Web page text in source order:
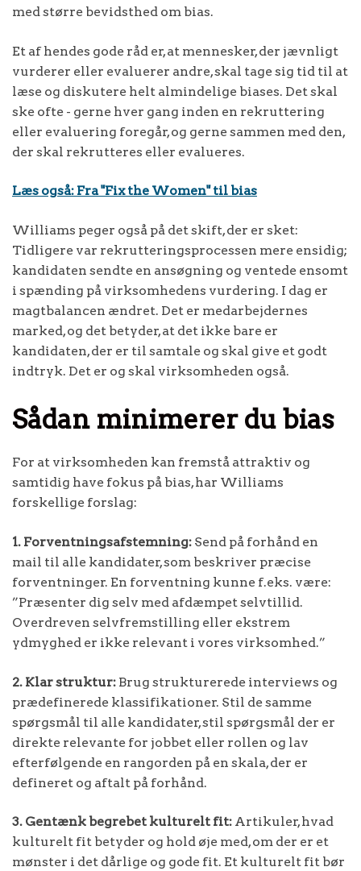
med større bevidsthed om bias.
Et af hendes gode råd er, at mennesker, der jævnligt
vurderer eller evaluerer andre, skal tage sig tid til at
læse og diskutere helt almindelige biases. Det skal
ske ofte - gerne hver gang inden en rekruttering
eller evaluering foregår, og gerne sammen med den,
der skal rekrutteres eller evalueres.
Læs også: Fra "Fix the Women" til bias
Williams peger også på det skift, der er sket:
Tidligere var rekrutteringsprocessen mere ensidig;
kandidaten sendte en ansøgning og ventede ensomt
i spænding på virksomhedens vurdering. I dag er
magtbalancen ændret. Det er medarbejdernes
marked, og det betyder, at det ikke bare er
kandidaten, der er til samtale og skal give et godt
indtryk. Det er og skal virksomheden også.
Sådan minimerer du bias
For at virksomheden kan fremstå attraktiv og
samtidig have fokus på bias, har Williams
forskellige forslag:
1. Forventningsafstemning: Send på forhånd en
mail til alle kandidater, som beskriver præcise
forventninger. En forventning kunne f.eks. være:
”Præsenter dig selv med afdæmpet selvtillid.
Overdreven selvfremstilling eller ekstrem
ydmyghed er ikke relevant i vores virksomhed.”
2. Klar struktur: Brug strukturerede interviews og
prædefinerede klassifikationer. Stil de samme
spørgsmål til alle kandidater, stil spørgsmål der er
direkte relevante for jobbet eller rollen og lav
efterfølgende en rangorden på en skala, der er
defineret og aftalt på forhånd.
3. Gentænk begrebet kulturelt fit: Artikuler, hvad
kulturelt fit betyder og hold øje med, om der er et
mønster i det dårlige og gode fit. Et kulturelt fit bør